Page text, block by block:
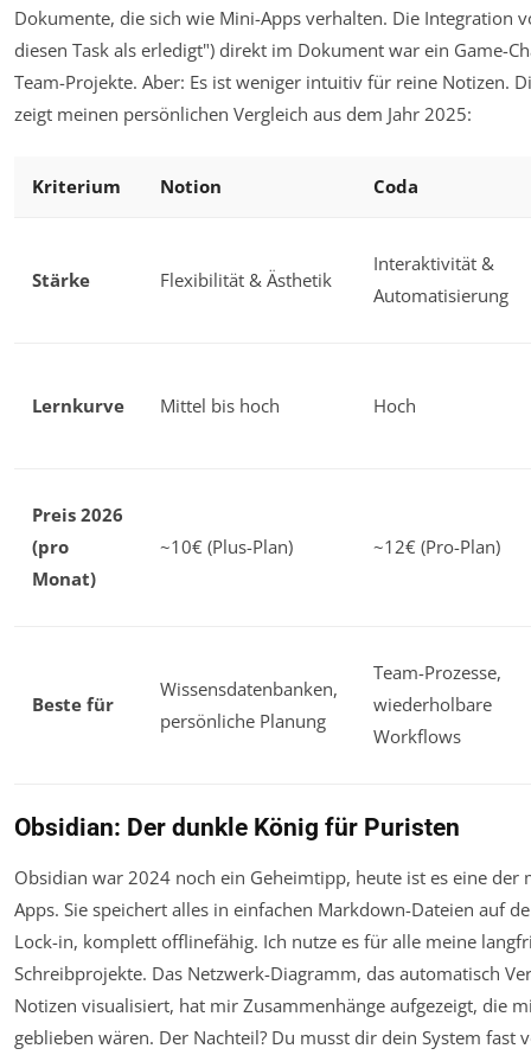
Dokumente, die sich wie Mini-Apps verhalten. Die Integration
diesen Task als erledigt") direkt im Dokument war ein Game-
Team-Projekte. Aber: Es ist weniger intuitiv für reine Notizen.
zeigt meinen persönlichen Vergleich aus dem Jahr 2025:
Kriterium Notion Coda
Stärke Flexibilität & Ästhetik
Interaktivität &
Automatisierung
Lernkurve Mittel bis hoch Hoch
Preis 2026
(pro
Monat)
~10€ (Plus-Plan) ~12€ (Pro-Plan)
Beste für
Wissensdatenbanken,
persönliche Planung
Team-Prozesse,
wiederholbare
Workflows
Obsidian: Der dunkle König für Puristen
Obsidian war 2024 noch ein Geheimtipp, heute ist es eine der
Apps. Sie speichert alles in einfachen Markdown-Dateien auf
Lock-in, komplett offlinefähig. Ich nutze es für alle meine
Schreibprojekte. Das Netzwerk-Diagramm, das automatisch
Notizen visualisiert, hat mir Zusammenhänge aufgezeigt, die
geblieben wären. Der Nachteil? Du musst dir dein System fast